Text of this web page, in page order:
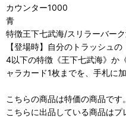
カウンター1000
青
特徴王下七武海/スリラーバー
【登場時】自分のトラッシュ
4以下の特徴《王下七武海》か
ャラカード1枚までを、手札に加
こちらの商品は特価の商品です。
こちらに出品している商品はプ